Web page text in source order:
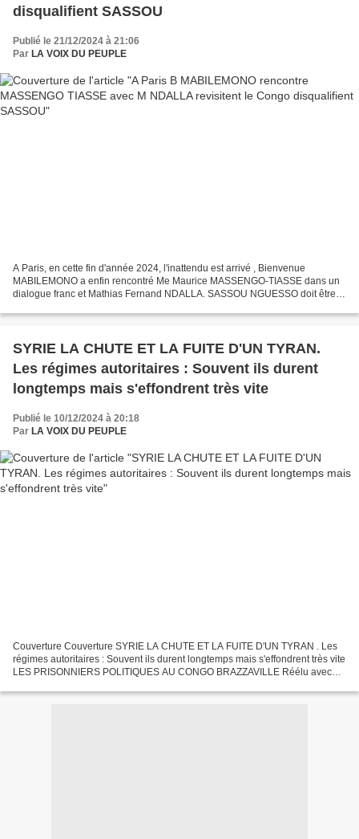
disqualifient SASSOU
Publié le 21/12/2024 à 21:06
Par LA VOIX DU PEUPLE
A Paris, en cette fin d'année 2024, l'inattendu est arrivé , Bienvenue
MABILEMONO a enfin rencontré Me Maurice MASSENGO-TIASSE dans un
dialogue franc et Mathias Fernand NDALLA. SASSOU NGUESSO doit être
SYRIE LA CHUTE ET LA FUITE D'UN TYRAN.
Les régimes autoritaires : Souvent ils durent
longtemps mais s'effondrent très vite
Publié le 10/12/2024 à 20:18
Par LA VOIX DU PEUPLE
Couverture Couverture SYRIE LA CHUTE ET LA FUITE D'UN TYRAN . Les
régimes autoritaires : Souvent ils durent longtemps mais s'effondrent très vite
LES PRISONNIERS POLITIQUES AU CONGO BRAZZAVILLE Réélu avec